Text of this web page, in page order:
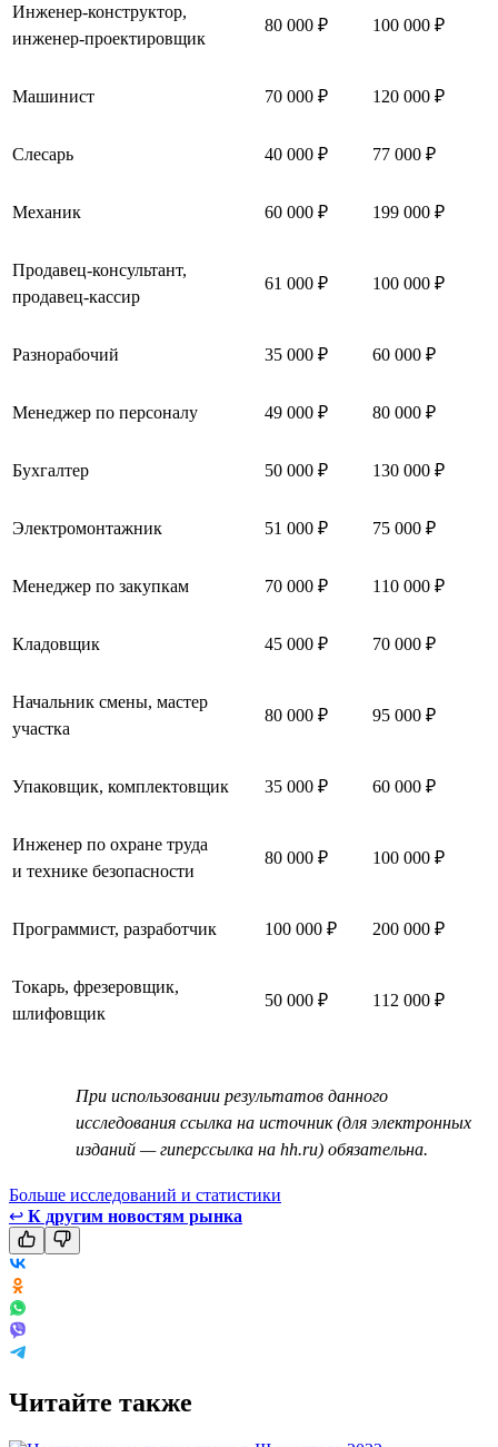
Инженер-конструктор,
инженер-проектировщик
80 000 ₽ 100 000 ₽
Машинист 70 000 ₽ 120 000 ₽
Слесарь 40 000 ₽ 77 000 ₽
Механик 60 000 ₽ 199 000 ₽
Продавец-консультант,
продавец-кассир
61 000 ₽ 100 000 ₽
Разнорабочий 35 000 ₽ 60 000 ₽
Менеджер по персоналу 49 000 ₽ 80 000 ₽
Бухгалтер 50 000 ₽ 130 000 ₽
Электромонтажник 51 000 ₽ 75 000 ₽
Менеджер по закупкам 70 000 ₽ 110 000 ₽
Кладовщик 45 000 ₽ 70 000 ₽
Начальник смены, мастер
участка
80 000 ₽ 95 000 ₽
Упаковщик, комплектовщик 35 000 ₽ 60 000 ₽
Инженер по охране труда
и технике безопасности
80 000 ₽ 100 000 ₽
Программист, разработчик 100 000 ₽ 200 000 ₽
Токарь, фрезеровщик,
шлифовщик
50 000 ₽ 112 000 ₽
При использовании результатов данного
исследования ссылка на источник (для электронных
изданий — гиперссылка на hh.ru) обязательна.
Больше исследований и статистики
↩ К другим новостям рынка
Читайте также